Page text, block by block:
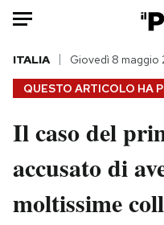
HOME
Italia
Politica
Tecnologia
QUESTO ARTICOLO HA
ITALIA Giovedì 8 maggio
Il caso del
accusato di
moltissime